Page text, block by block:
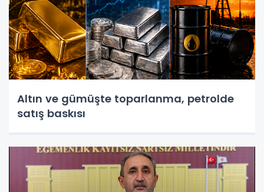
Altın ve gümüşte toparlanma, petrolde
satış baskısı